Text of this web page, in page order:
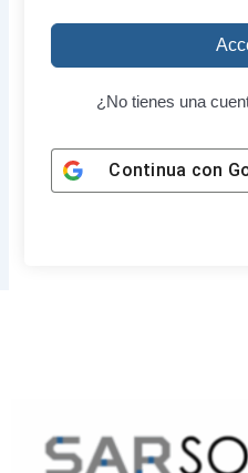
¿No tienes una
Continua con